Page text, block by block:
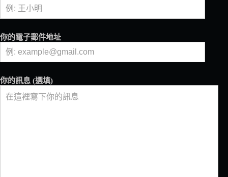
你的電子郵件地址
你的訊息 (選填)